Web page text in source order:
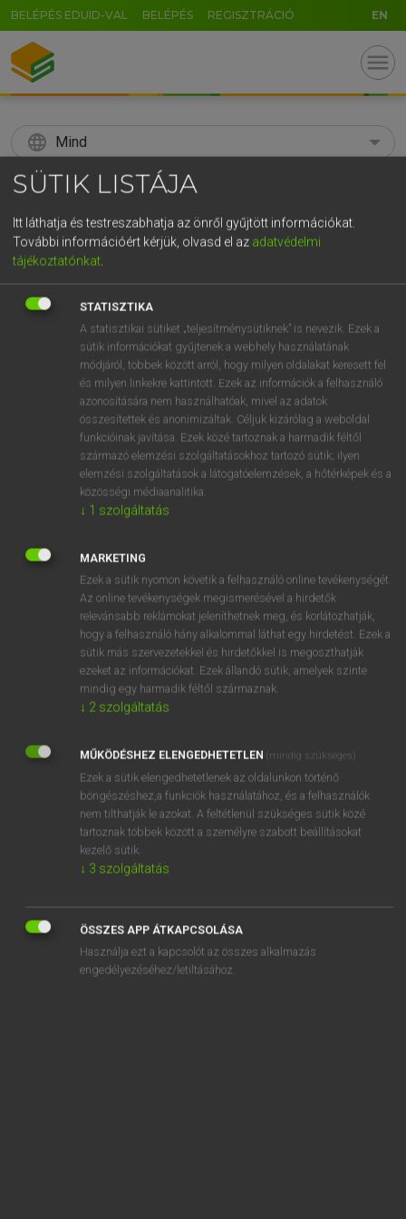
BELÉPÉS EDUID-VAL BELÉPÉS REGISZTRÁCIÓ EN
menu
language Mind
search
KERESÉS
Díjmentes angol szótár
fn fanyarság
keresése szótárainkban
DÍJMENTES ANGOL SZÓTÁR
acquittance
acrimonious
SZOTAR.NET APPLIKÁCIÓ
ONLINE NYELVVIZSGA
SÜTIK LISTÁJA
Itt láthatja és testreszabhatja az önről gyűjtött információkat.
További információért kérjük, olvasd el az adatvédelmi
tájékoztatónkat
STATISZTIKA
A statisztikai sütiket „teljesítménysütiknek” is nevezik. Ezek a
sütik információkat gyűjtenek a webhely használatának
módjáról, többek között arról, hogy milyen oldalakat keresett fel
és milyen linkekre kattintott. Ezek az információk a felhasználó
azonosítására nem használhatóak, mivel az adatok
összesítettek és anonimizáltak. Céljuk kizárólag a weboldal
funkcióinak javítása. Ezek közé tartoznak a harmadik féltől
származó elemzési szolgáltatásokhoz tartozó sütik; ilyen
elemzési szolgáltatások a látogatóelemzések, a hőtérképek és a
közösségi médiaanalitika.
↓ 1 szolgáltatás
MARKETING
Ezek a sütik nyomon követik a felhasználó online tevékenységét.
Az online tevékenységek megismerésével a hirdetők
relevánsabb reklámokat jeleníthetnek meg, és korlátozhatják,
hogy a felhasználó hány alkalommal láthat egy hirdetést. Ezek a
sütik más szervezetekkel és hirdetőkkel is megoszthatják
ezeket az információkat. Ezek állandó sütik, amelyek szinte
mindig egy harmadik féltől származnak.
↓ 2 szolgáltatás
MŰKÖDÉSHEZ ELENGEDHETETLEN (mindig szükséges)
Ezek a sütik elengedhetetlenek az oldalunkon történő
böngészéshez,a funkciók használatához, és a felhasználók
nem tilthatják le azokat. A feltétlenül szükséges sütik közé
tartoznak többek között a személyre szabott beállításokat
kezelő sütik.
↓ 3 szolgáltatás
ÖSSZES APP ÁTKAPCSOLÁSA
Használja ezt a kapcsolót az összes alkalmazás
engedélyezéséhez/letiltásához.
GR
5 6 7 8 9 ö ü ó
r t z u i o p ő ú
k l ű
n m , . AltGr